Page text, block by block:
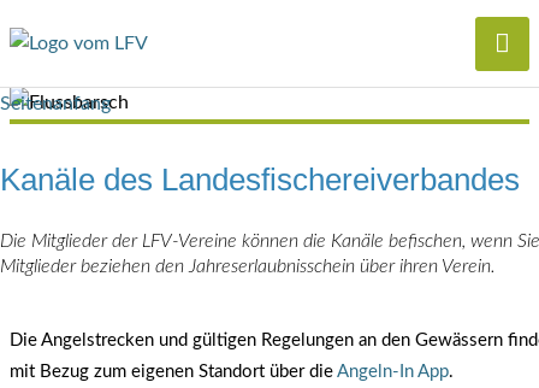
Seitenanfang
Kanäle des Landesfischereiverbandes
Die Mitglieder der LFV-Vereine können die Kanäle befischen, wenn
Mitglieder beziehen den Jahreserlaubnisschein über ihren Verein.
Die Angelstrecken und gültigen Regelungen an den Gewässern
mit Bezug zum eigenen Standort über dieAngeln-In App.